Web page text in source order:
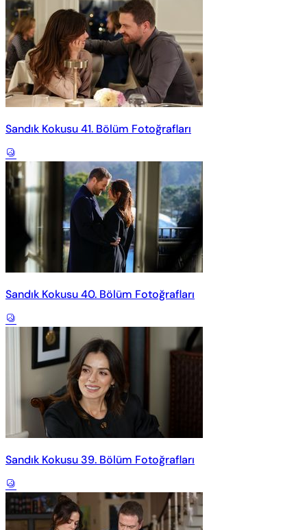
Sandık Kokusu 41. Bölüm Fotoğrafları
Sandık Kokusu 40. Bölüm Fotoğrafları
Sandık Kokusu 39. Bölüm Fotoğrafları